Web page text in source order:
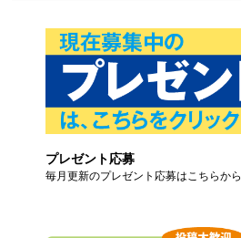
プレゼント応募
毎月更新のプレゼント応募はこちらから